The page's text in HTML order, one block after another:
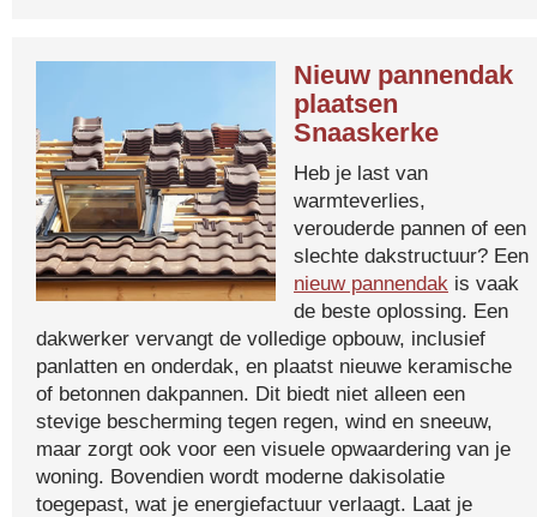
Nieuw pannendak
plaatsen
Snaaskerke
Heb je last van
warmteverlies,
verouderde pannen of een
slechte dakstructuur? Een
nieuw pannendak is vaak
de beste oplossing. Een
dakwerker vervangt de volledige opbouw, inclusief
panlatten en onderdak, en plaatst nieuwe keramische
of betonnen dakpannen. Dit biedt niet alleen een
stevige bescherming tegen regen, wind en sneeuw,
maar zorgt ook voor een visuele opwaardering van je
woning. Bovendien wordt moderne dakisolatie
toegepast, wat je energiefactuur verlaagt. Laat je